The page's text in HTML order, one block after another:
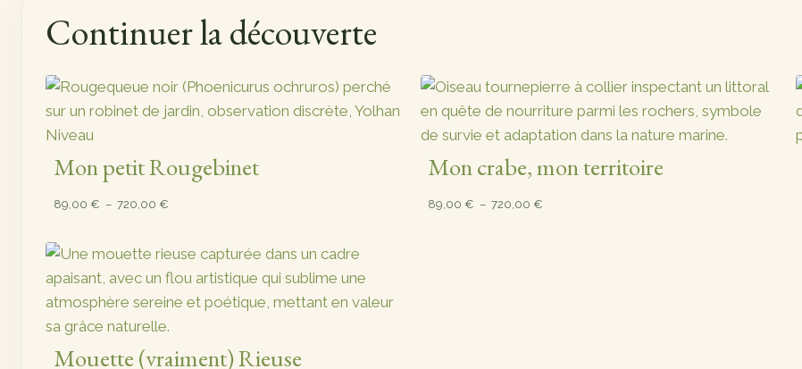
Continuer la découverte
Mon petit Rougebinet
89,00 € – 720,00 €Plage
89,00 €
à
Mon crabe, mon territoire
89,00 € – 720,00 €
Mouette (vraiment) Rieuse